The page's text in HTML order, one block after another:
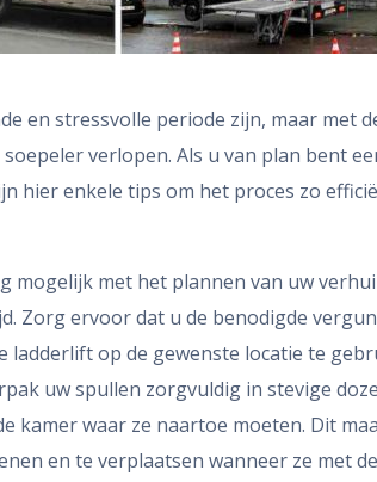
en stressvolle periode zijn, maar met
verlopen. Als u van plan bent
hier enkele tips om het proces zo
mogelijk met het plannen van uw
Zorg ervoor dat u de benodigde
ladderlift op de gewenste locatie te
uw spullen zorgvuldig in stevige
kamer waar ze naartoe moeten. Dit
en te verplaatsen wanneer ze met